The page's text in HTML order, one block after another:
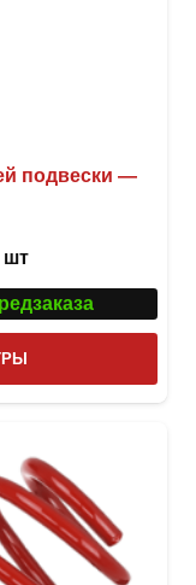
подвески —
шт
товар